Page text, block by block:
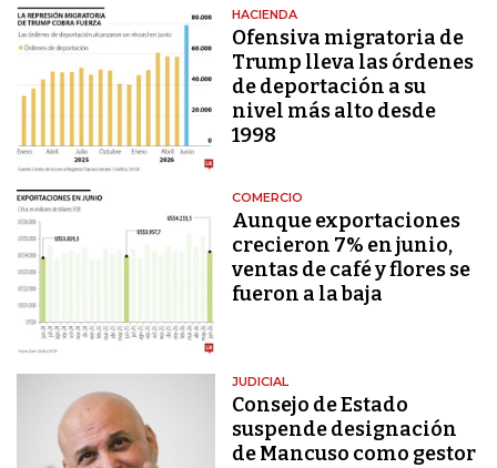
HACIENDA
Ofensiva migratoria de
Trump lleva las órdenes
de deportación a su
nivel más alto desde
1998
COMERCIO
Aunque exportaciones
crecieron 7% en junio,
ventas de café y flores se
fueron a la baja
JUDICIAL
Consejo de Estado
suspende designación
de Mancuso como gestor